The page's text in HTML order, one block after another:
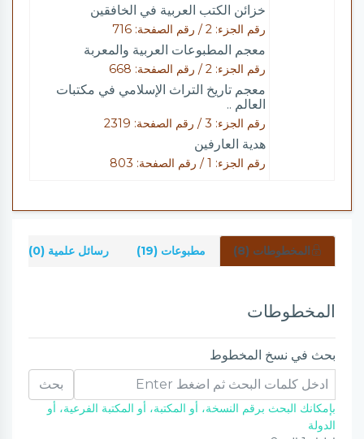
خزائن الكتب العربية في الخافقين
رقم الجزء: 2 / رقم الصفحة: 716
معجم المطبوعات العربية والمعربة
رقم الجزء: 2 / رقم الصفحة: 668
معجم تاريخ التراث الإسلامي في مكتبات
العالم ..
رقم الجزء: 3 / رقم الصفحة: 2319
هدية العارفين
رقم الجزء: 1 / رقم الصفحة: 803
المخطوطات (8) مطبوعات (19) رسائل علمية (0)
المخطوطات
بحث في نسخ المخطوط
بحث
بإمكانك البحث برقم النسخة، أو المكتبة، أو المكتبة الفرعية، أو
الدولة